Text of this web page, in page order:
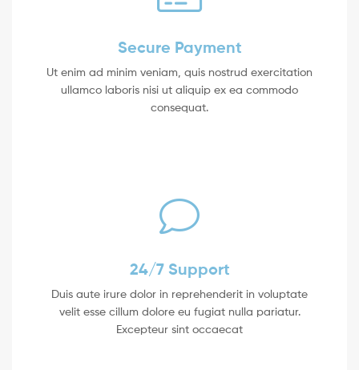
Secure Payment
Ut enim ad minim veniam, quis nostrud exercitation
ullamco laboris nisi ut aliquip ex ea commodo
consequat.
24/7 Support
Duis aute irure dolor in reprehenderit in voluptate
velit esse cillum dolore eu fugiat nulla pariatur.
Excepteur sint occaecat